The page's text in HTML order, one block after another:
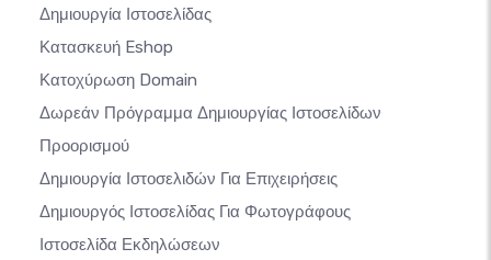
Δημιουργία Ιστοσελίδας
Κατασκευή Eshop
Κατοχύρωση Domain
Δωρεάν Πρόγραμμα Δημιουργίας Ιστοσελίδων
Προορισμού
Δημιουργία Ιστοσελιδών Για Επιχειρήσεις
Δημιουργός Ιστοσελίδας Για Φωτογράφους
Ιστοσελίδα Εκδηλώσεων